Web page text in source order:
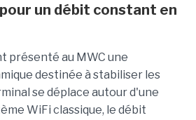
un débit constant en
présenté au MWC une
destinée à stabiliser les
se déplace autour d'une
WiFi classique, le débit